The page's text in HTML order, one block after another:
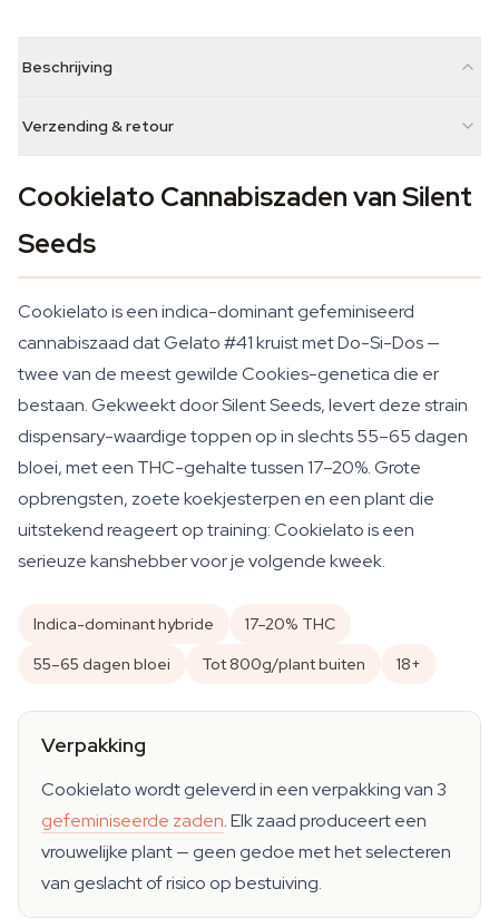
Beschrijving
Verzending & retour
Cookielato Cannabiszaden van Silent
Seeds
Cookielato is een indica-dominant gefeminiseerd
cannabiszaad dat Gelato #41 kruist met Do-Si-Dos —
twee van de meest gewilde Cookies-genetica die er
bestaan. Gekweekt door Silent Seeds, levert deze strain
dispensary-waardige toppen op in slechts 55–65 dagen
bloei, met een THC-gehalte tussen 17–20%. Grote
opbrengsten, zoete koekjesterpen en een plant die
uitstekend reageert op training: Cookielato is een
serieuze kanshebber voor je volgende kweek.
Indica-dominant hybride
17–20% THC
55–65 dagen bloei
Tot 800g/plant buiten 18+
Verpakking
Cookielato wordt geleverd in een verpakking van 3
gefeminiseerde zaden. Elk zaad produceert een
vrouwelijke plant — geen gedoe met het selecteren
van geslacht of risico op bestuiving.